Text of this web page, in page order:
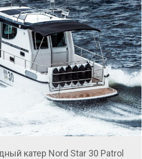
катер Nord Star 30 Patrol